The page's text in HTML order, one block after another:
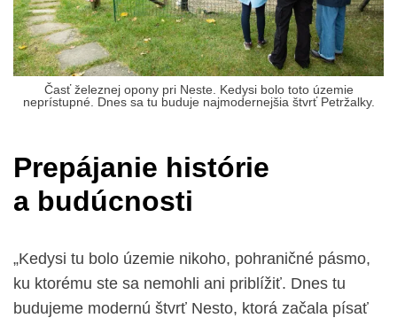
Časť železnej opony pri Neste. Kedysi bolo toto územie
neprístupné. Dnes sa tu buduje najmodernejšia štvrť Petržalky.
Prepájanie histórie
a budúcnosti
„Kedysi tu bolo územie nikoho, pohraničné pásmo,
ku ktorému ste sa nemohli ani priblížiť. Dnes tu
budujeme modernú štvrť Nesto, ktorá začala písať